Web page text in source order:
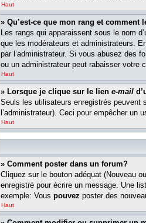
Haut
» Qu’est-ce que mon rang et comment
Les rangs qui apparaissent sous le nom
que les modérateurs et administrateurs.
par l’administrateur. Si vous abusez des
ou un administrateur peut rabaisser votre
Haut
» Lorsque je clique sur le lien e-mail
Seuls les utilisateurs enregistrés peuvent
l’administrateur). Ceci pour empêcher un
Haut
» Comment poster dans un forum?
Cliquez sur le bouton adéquat (Nouveau
enregistré pour écrire un message. Une
exemple: Vous pouvez poster des
Haut